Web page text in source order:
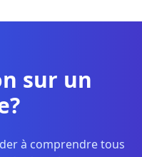
sur un
à comprendre tous